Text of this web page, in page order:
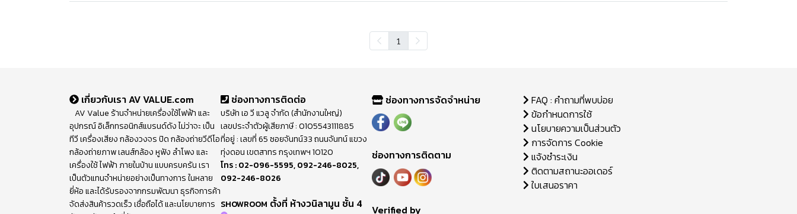
1
เกี่ยวกับเรา AV VALUE.com
AV Value ร้านจำหน่ายเครื่องใช้ไฟฟ้า และ
อุปกรณ์ อิเล็กทรอนิกส์แบรนด์ดัง ไม่ว่าจะ เป็น
ทีวี เครื่องเสียง กล้องวงจร ปิด กล้องถ่ายวีดีโอ
กล้องถ่ายภาพ เลนส์กล้อง หูฟัง ลำโพง และ
เครื่องใช้ ไฟฟ้า ภายในบ้าน แบบครบครัน เรา
เป็นตัวแทนจำหน่ายอย่างเป็นทางการ ในหลาย
ยี่ห้อ และได้รับรองจากกรมพัฒนา ธุรกิจการค้า
จัดส่งสินค้ารวดเร็ว เชื่อถือได้ และนโยบายการ
ช่องทางการติดต่อ
บริษัท เอ วี แวลู จำกัด (สำนักงานใหญ่)
เลขประจำตัวผู้เสียภาษี : 0105543111885
ที่อยู่ : เลขที่ 65 ซอยจันทน์33 ถนนจันทน์ แขวง
ทุ่งดอน เขตสาทร กรุงเทพฯ 10120
โทร :02-096-5595,092-246-8025,
092-246-8026
SHOWROOM ตั้งที่ ห้างวนิลามูน ชั้น 4
ช่องทางการจัดจำหน่าย
ช่องทางการติดตาม
Verified by
FAQ : คำถามที่พบบ่อย
ข้อกำหนดการใช้
นโยบายความเป็นส่วนตัว
การจัดการ Cookie
แจ้งชำระเงิน
ติดตามสถานะออเดอร์
ใบเสนอราคา